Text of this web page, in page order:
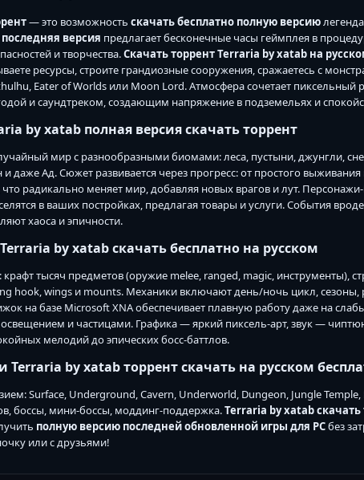
— это возможность скачать бесплатно полную версию
версия предлагает бесконечные часы геймплея в
и творчества.Скачать торрент Terraria by xatab на
ресурсы, строите грандиозные сооружения, сражаетесь с
Eater of Worlds или Moon Lord. Атмосфера сочетает пиксельный
и саундтреком, создающим напряжение в подземельях и
by xatab полная версия скачать торрент
мир с разнообразными биомами: леса, пустыни, джунгли,
даже Ад. Сюжет развивается через прогресс: от простого
радикально меняет мир, добавляя новых врагов и лут.
в ваших постройках, предлагая товары и услуги. События
хаоса и эпичности.
by xatab скачать бесплатно на русском
тысяч предметов (оружие melee, ranged, magic, инструменты),
hook, wings и mounts. Механики включают день/ночь цикл, сезоны,
на базе Microsoft XNA обеспечивает плавную работу даже на
и частицами. Графика — яркий пиксель-арт, звук —
мелодий до эпических босс-баттлов.
by xatab торрент скачать на русском
Surface, Underground, Cavern, Underworld, Dungeon, Jungle Temple,
боссы, мини-боссы, моддинг-поддержка.Terraria by xatab скачать
полную версию последней обновленной игры для PCбез
или с друзьями!